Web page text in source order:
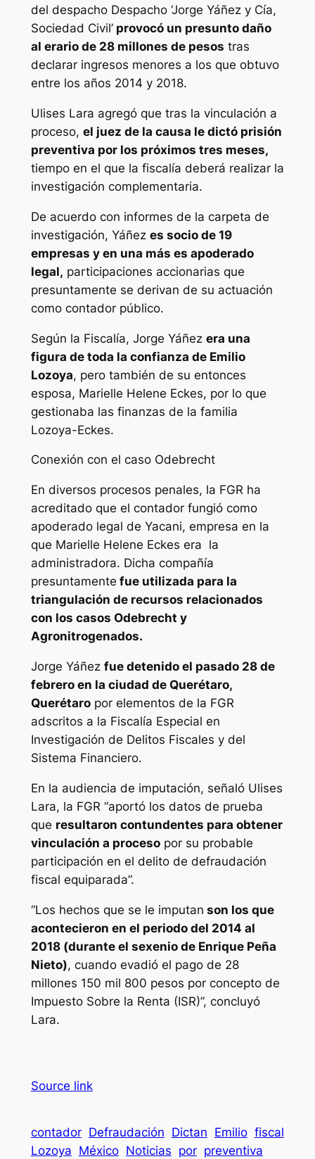
del despacho Despacho ‘Jorge Yáñez y Cía,
Sociedad Civil’provocó un presunto daño
al erario de 28 millones de pesos tras
declarar ingresos menores a los que obtuvo
entre los años 2014 y 2018.
Ulises Lara agregó que tras la vinculación a
proceso, el juez de la causa le dictó prisión
preventiva por los próximos tres meses,
tiempo en el que la fiscalía deberá realizar la
investigación complementaria.
De acuerdo con informes de la carpeta de
investigación, Yáñez es socio de 19
empresas y en una más es apoderado
legal, participaciones accionarias que
presuntamente se derivan de su actuación
como contador público.
Según la Fiscalía, Jorge Yáñez era una
figura de toda la confianza de Emilio
Lozoya, pero también de su entonces
esposa, Marielle Helene Eckes, por lo que
gestionaba las finanzas de la familia
Lozoya-Eckes.
Conexión con el caso Odebrecht
En diversos procesos penales, la FGR ha
acreditado que el contador fungió como
apoderado legal de Yacani, empresa en la
que Marielle Helene Eckes era la
administradora. Dicha compañía
presuntamente fue utilizada para la
triangulación de recursos relacionados
con los casos Odebrecht y
Agronitrogenados.
Jorge Yáñez fue detenido el pasado 28 de
febrero en la ciudad de Querétaro,
Querétaropor elementos de la FGR
adscritos a la Fiscalía Especial en
Investigación de Delitos Fiscales y del
Sistema Financiero.
En la audiencia de imputación, señaló Ulises
Lara, la FGR “aportó los datos de prueba
que resultaron contundentes para obtener
vinculación a procesopor su probable
participación en el delito de defraudación
fiscal equiparada”.
“Los hechos que se le imputan son los que
acontecieron en el periodo del 2014 al
2018 (durante el sexenio de Enrique Peña
Nieto), cuando evadió el pago de 28
millones 150 mil 800 pesos por concepto de
Impuesto Sobre la Renta (ISR)”, concluyó
Lara.
Source link
contador Defraudación Dictan Emilio fiscal
Lozoya México Noticias por preventiva